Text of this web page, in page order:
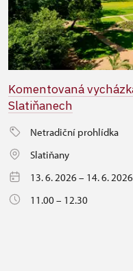
Komentovaná
Slatiňanech
Netradiční prohlídka
Slatiňany
13. 6. 2026 – 14. 6. 2026
11.00 – 12.30